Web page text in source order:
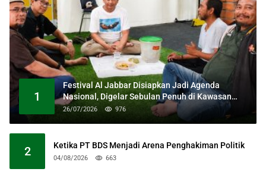
1
Festival Al Jabbar Disiapkan Jadi Agenda
Nasional, Digelar Sebulan Penuh di Kawasan
Masjid Raya Al Jabbar
26/07/2026 976
2 Ketika PT BDS Menjadi Arena Penghakiman Politik
04/08/2026 663